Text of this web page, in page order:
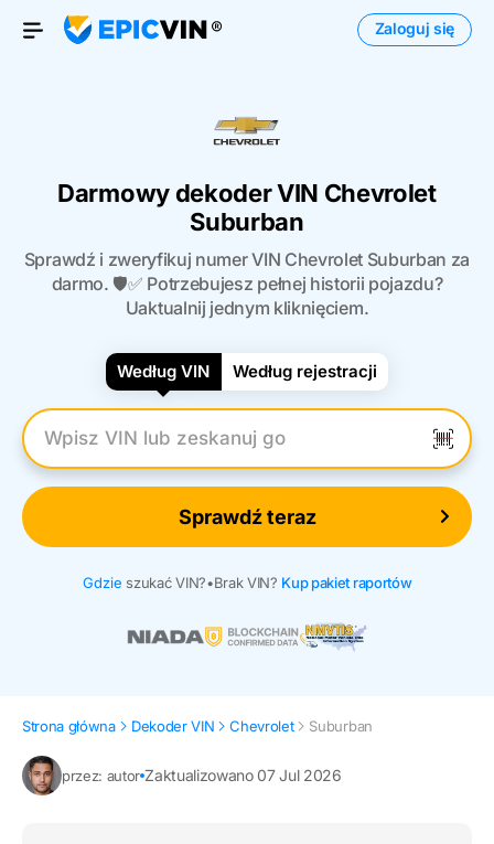
Otwórz menu
Zaloguj się
Darmowy dekoder VIN Chevrolet
Suburban
Sprawdź i zweryfikuj numer VIN Chevrolet Suburban za
darmo. 🛡️✅ Potrzebujesz pełnej historii pojazdu?
Uaktualnij jednym kliknięciem.
Według VIN Według rejestracji
Wpisz numer VIN
Sprawdź teraz
Gdzie szukać VIN?•Brak VIN? Kup pakiet raportów
Strona główna Dekoder VIN Chevrolet Suburban
przez: autor Zaktualizowano 07 Jul 2026